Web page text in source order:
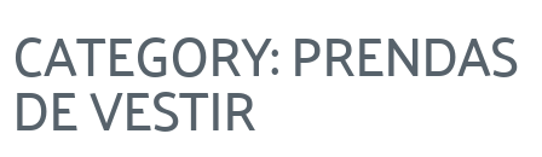
CATEGORY: PRENDAS
DE VESTIR